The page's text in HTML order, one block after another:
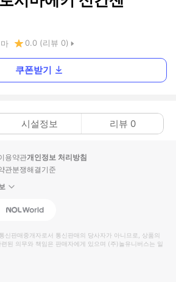
0.0 (리뷰 0)
쿠폰받기
시설정보 리뷰 0
용약관개인정보 처리방침
관분쟁해결기준
Interpark Global
신판매중개자로서 통신판매의 당사자가 아니므로, 상품의
된 의무와 책임은 판매자에게 있으며 (주)놀유니버스는 일